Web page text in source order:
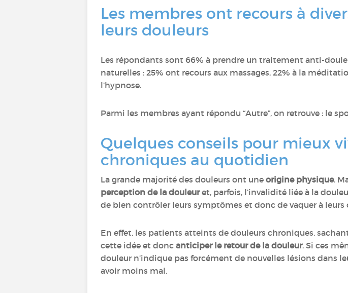
Les membres ont recours à
leurs douleurs
Les répondants sont 66% à prendre un traitement anti-
naturelles : 25% ont recours aux massages, 22% à la
l’hypnose.
Parmi les membres ayant répondu “Autre”, on retrouve : le
Quelques conseils pour mieux
chroniques au quotidien
La grande majorité des douleurs ont une origine physique.
perception de la douleuret, parfois, l’invalidité liée à la
de bien contrôler leurs symptômes et donc de vaquer à
En effet, les patients atteints de douleurs chroniques,
cette idée et donc anticiper le retour de la douleur. Si ces
douleur n’indique pas forcément de nouvelles lésions dans
avoir moins mal.